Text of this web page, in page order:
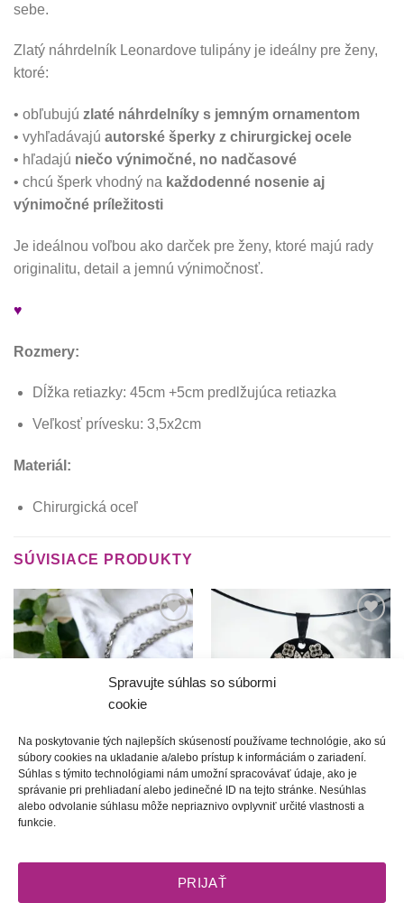
Spravujte súhlas so súbormi
cookie
Na poskytovanie tých najlepších skúseností používame technológie, ako sú
súbory cookies na ukladanie a/alebo prístup k informáciám o zariadení.
Súhlas s týmito technológiami nám umožní spracovávať údaje, ako je
správanie pri prehliadaní alebo jedinečné ID na tejto stránke. Nesúhlas
alebo odvolanie súhlasu môže nepriaznivo ovplyvniť určité vlastnosti a
funkcie.
PRIJAŤ
sebe.
Zlatý náhrdelník Leonardove tulipány je ideálny pre ženy,
ktoré:
• obľubujú zlaté náhrdelníky s jemným ornamentom
• vyhľadávajú autorské šperky z chirurgickej ocele
• hľadajú niečo výnimočné, no nadčasové
• chcú šperk vhodný na každodenné nosenie aj
výnimočné príležitosti
Je ideálnou voľbou ako darček pre ženy, ktoré majú rady
originalitu, detail a jemnú výnimočnosť.
♥
Rozmery:
Dĺžka retiazky: 45cm +5cm predlžujúca retiazka
Veľkosť prívesku: 3,5x2cm
Materiál:
Chirurgická oceľ
SÚVISIACE PRODUKTY
Túto
krasotinku
si prosím
Dzifče počarovne | jednoduchý
folk náhrdelník
20.00€
Túto
krasotinku
si prosím
Podpolianske príbehy |
Náhrdelník Podpolianska